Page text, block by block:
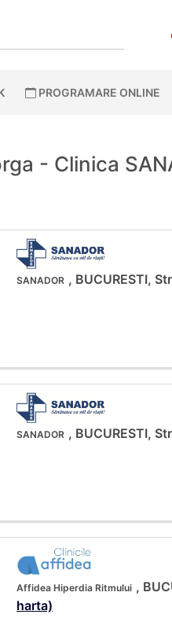
PROGRAMARE ONLINE
- Clinica
SANADOR , BUCURESTI,
SANADOR , BUCURESTI,
Affidea Hiperdia Ritmului ,
harta)